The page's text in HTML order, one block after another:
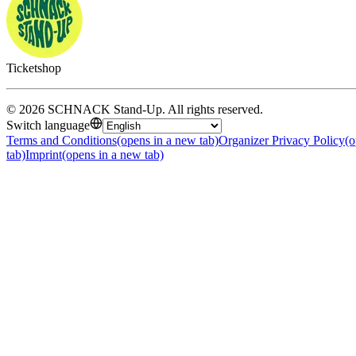
Ticketshop
© 2026 SCHNACK Stand-Up. All rights reserved.
Switch language
Terms and Conditions(opens in a new tab)Organizer Privacy Policy
tab)Imprint(opens in a new tab)